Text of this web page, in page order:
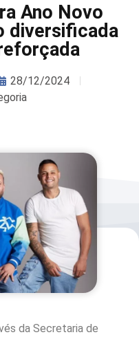
Ano Novo
diversificada
28/12/2024
da Secretaria de